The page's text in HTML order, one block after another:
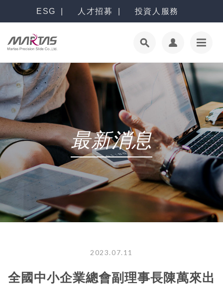
ESG 人才招募 投資人服務
最新消息
2023.07.11
全國中小企業總會副理事長陳萬來出